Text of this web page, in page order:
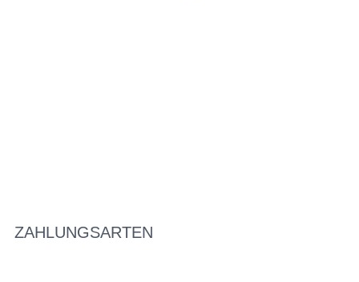
ZAHLUNGSARTEN